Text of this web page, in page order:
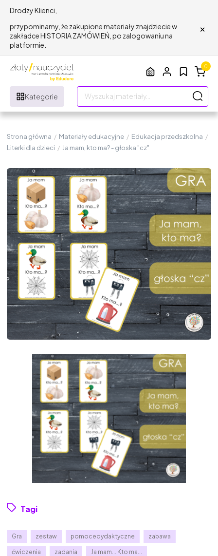
Drodzy Klienci,
przypominamy, że zakupione materiały znajdziecie w
zakładce HISTORIA ZAMÓWIEŃ, po zalogowaniu na
platformie.
×
Kategorie
0
Strona główna / Materiały edukacyjne / Edukacja przedszkolna /
Literki dla dzieci / Ja mam, kto ma? - głoska "cz"
Tagi
Gra zestaw pomocedydaktyczne zabawa
ćwiczenia zadania Ja mam... Kto ma...